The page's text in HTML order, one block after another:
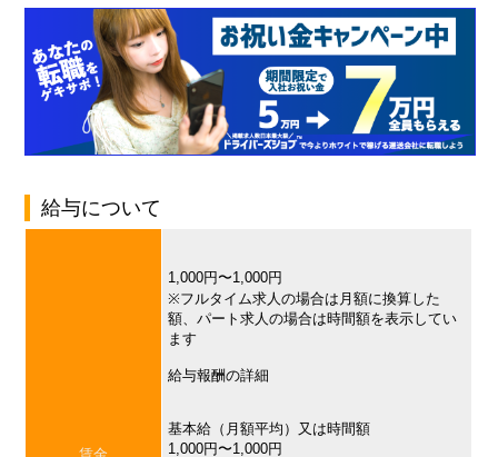
給与について
1,000円〜1,000円
※フルタイム求人の場合は月額に換算した
額、パート求人の場合は時間額を表示してい
ます
給与報酬の詳細
基本給（月額平均）又は時間額
1,000円〜1,000円